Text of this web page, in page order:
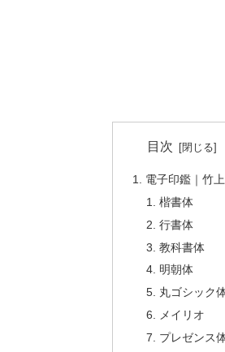
目次
電子印鑑｜竹上
楷書体
行書体
教科書体
明朝体
丸ゴシック
メイリオ
プレゼンス